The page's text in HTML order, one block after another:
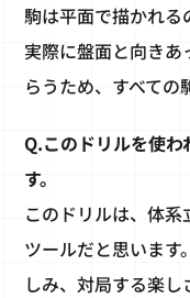
駒は平面で描かれる
実際に盤面と向きあ
らうため、すべての
Q.このドリルを使
す。
このドリルは、体
ツールだと思います
しみ、対局する楽